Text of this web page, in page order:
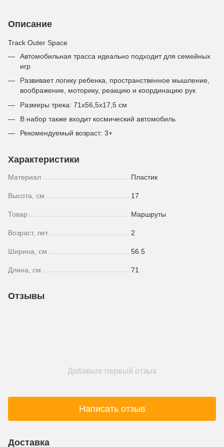
Описание
Track Outer Space
Автомобильная трасса идеально подходит для семейных
игр
Развивает логику ребенка, пространственное мышление,
воображение, моторику, реакцию и координацию рук
Размеры трека: 71x56,5x17,5 см
В набор также входит космический автомобиль
Рекомендуемый возраст: 3+
Характеристики
Материал Пластик
Высота, см 17
Товар Маршруты
Возраст, лет 2
Ширина, см 56.5
Длина, см 71
Отзывы
Добавьте первый отзыв
Написать отзыв
Доставка